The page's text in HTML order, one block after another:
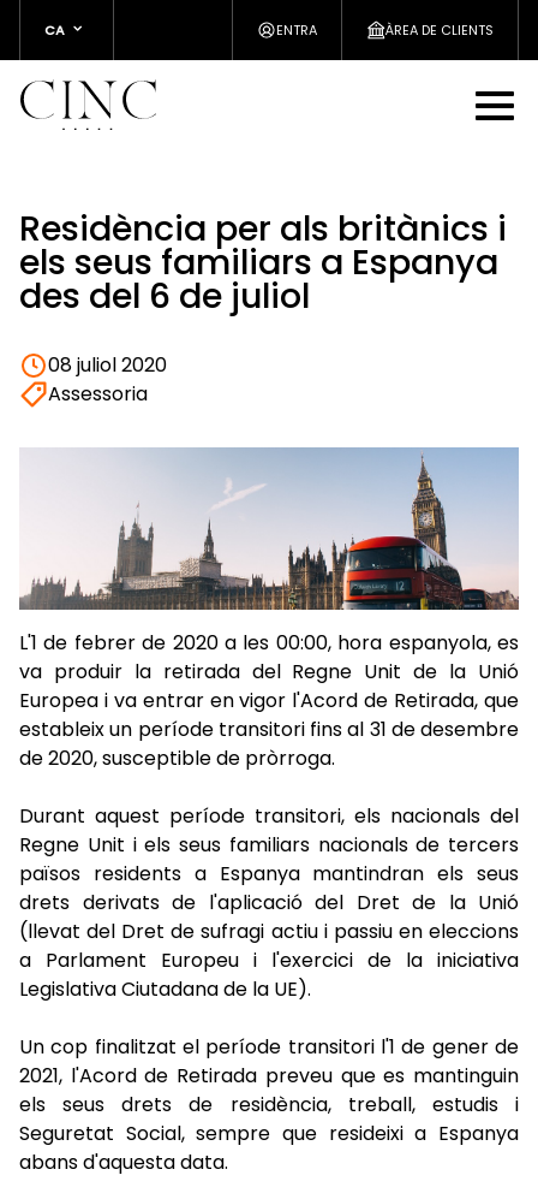
CA ENTRA ÀREA DE CLIENTS
Residència per als britànics i
els seus familiars a Espanya
des del 6 de juliol
08 juliol 2020
Assessoria
L'1 de febrer de 2020 a les 00:00, hora espanyola, es
va produir la retirada del Regne Unit de la Unió
Europea i va entrar en vigor l'Acord de Retirada, que
estableix un període transitori fins al 31 de desembre
de 2020, susceptible de pròrroga.
Durant aquest període transitori, els nacionals del
Regne Unit i els seus familiars nacionals de tercers
països residents a Espanya mantindran els seus
drets derivats de l'aplicació del Dret de la Unió
(llevat del Dret de sufragi actiu i passiu en eleccions
a Parlament Europeu i l'exercici de la iniciativa
Legislativa Ciutadana de la UE).
Un cop finalitzat el període transitori l'1 de gener de
2021, l'Acord de Retirada preveu que es mantinguin
els seus drets de residència, treball, estudis i
Seguretat Social, sempre que resideixi a Espanya
abans d'aquesta data.